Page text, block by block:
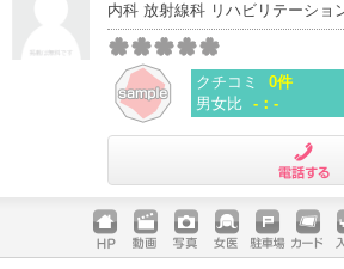
内科 放射線科 リハビリテーショ
クチコミ
0件
男女比 -：-
ホームペ
動画 写真 女医 駐車場
クレジッ